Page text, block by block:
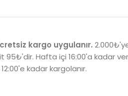
kargo uygulanır.
Hafta içi 16:00'a kadar
kadar kargolanır.